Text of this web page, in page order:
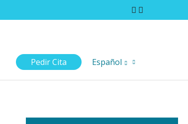
Pedir Cita Español